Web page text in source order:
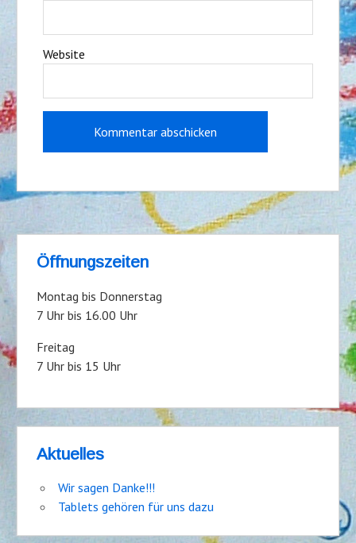
Website
Öffnungszeiten
Montag bis Donnerstag
7 Uhr bis 16.00 Uhr
Freitag
7 Uhr bis 15 Uhr
Aktuelles
Wir sagen Danke!!!
Tablets gehören für uns dazu